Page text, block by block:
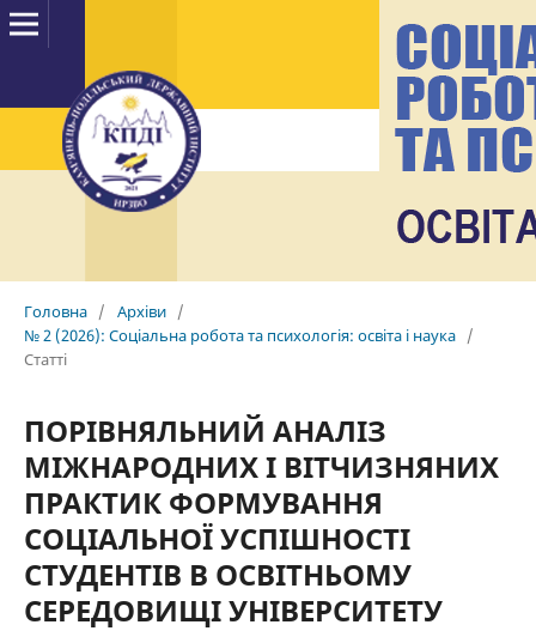
Головна / Архіви /
№ 2 (2026): Соціальна робота та психологія: освіта і наука /
Статті
ПОРІВНЯЛЬНИЙ АНАЛІЗ
МІЖНАРОДНИХ І ВІТЧИЗНЯНИХ
ПРАКТИК ФОРМУВАННЯ
СОЦІАЛЬНОЇ УСПІШНОСТІ
СТУДЕНТІВ В ОСВІТНЬОМУ
СЕРЕДОВИЩІ УНІВЕРСИТЕТУ